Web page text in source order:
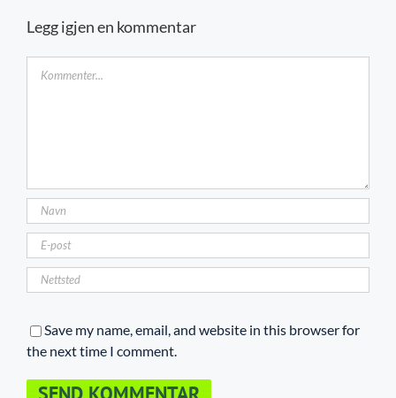
Legg igjen en kommentar
Save my name, email, and website in this browser for
the next time I comment.